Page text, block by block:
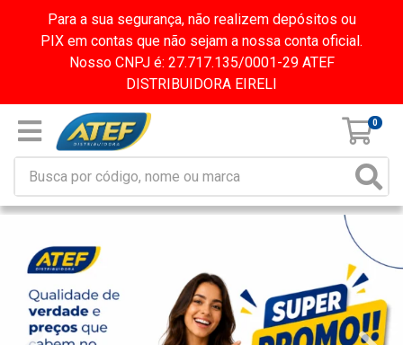
Para a sua segurança, não realizem depósitos ou
PIX em contas que não sejam a nossa conta oficial.
Nosso CNPJ é: 27.717.135/0001-29 ATEF
DISTRIBUIDORA EIRELI
0